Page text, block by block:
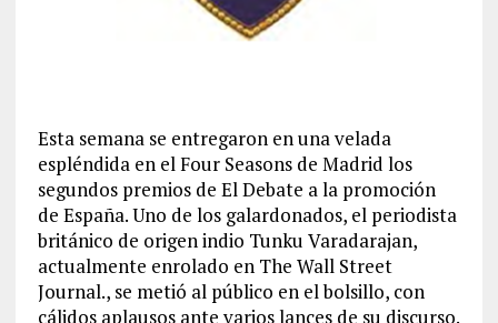
Esta semana se entregaron en una velada
espléndida en el Four Seasons de Madrid los
segundos premios de El Debate a la promoción
de España. Uno de los galardonados, el periodista
británico de origen indio Tunku Varadarajan,
actualmente enrolado en The Wall Street
Journal., se metió al público en el bolsillo, con
cálidos aplausos ante varios lances de su discurso.